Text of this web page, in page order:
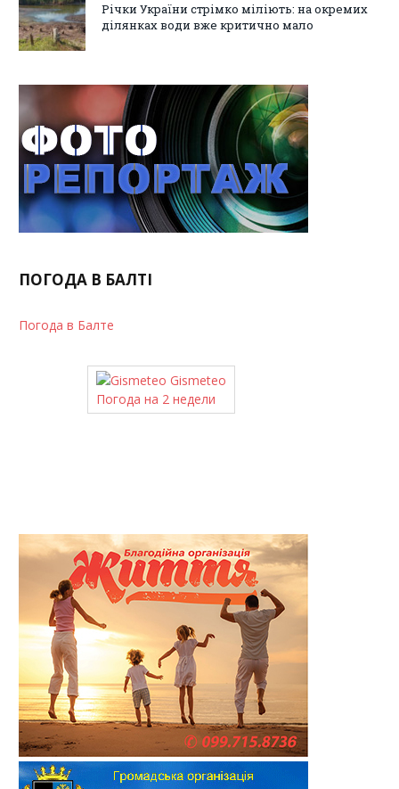
Річки України стрімко міліють: на окремих
ділянках води вже критично мало
ПОГОДА В БАЛТІ
Погода в Балте
Gismeteo
Погода на 2 недели